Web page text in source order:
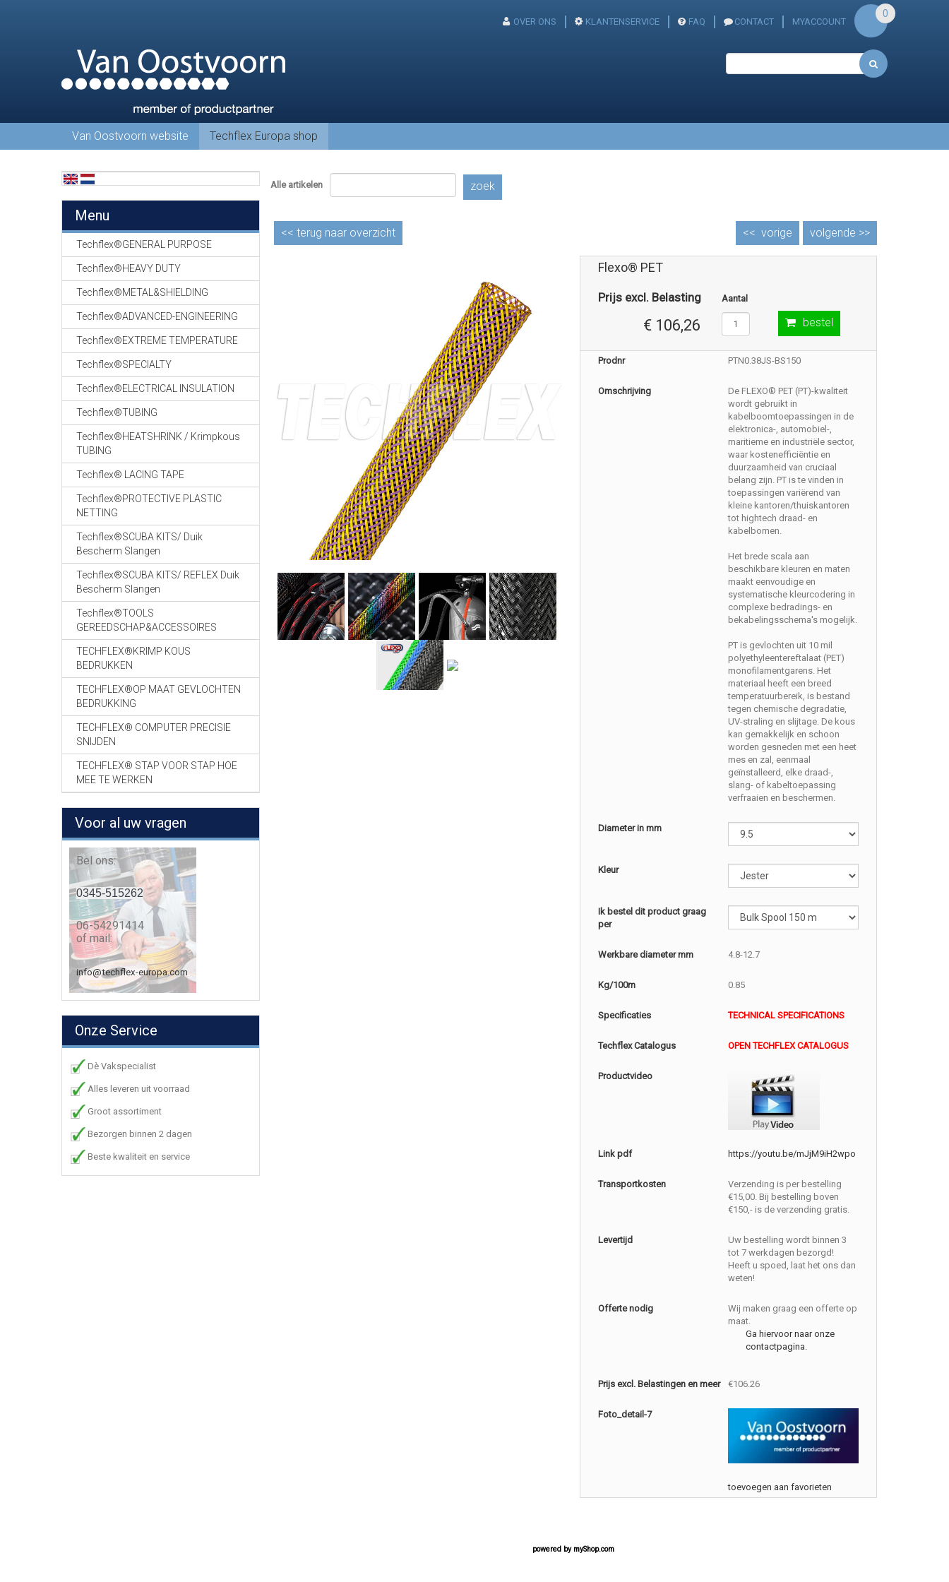
OVER ONS KLANTENSERVICE FAQ CONTACT MYACCOUNT
0
Van Oostvoorn website Techflex Europa shop
Menu
Techflex®GENERAL PURPOSE
Techflex®HEAVY DUTY
Techflex®METAL&SHIELDING
Techflex®ADVANCED-ENGINEERING
Techflex®EXTREME TEMPERATURE
Techflex®SPECIALTY
Techflex®ELECTRICAL INSULATION
Techflex®TUBING
Techflex®HEATSHRINK / Krimpkous
TUBING
Techflex® LACING TAPE
Techflex®PROTECTIVE PLASTIC
NETTING
Techflex®SCUBA KITS/ Duik
Bescherm Slangen
Techflex®SCUBA KITS/ REFLEX Duik
Bescherm Slangen
Techflex®TOOLS
GEREEDSCHAP&ACCESSOIRES
TECHFLEX®KRIMP KOUS
BEDRUKKEN
TECHFLEX®OP MAAT GEVLOCHTEN
BEDRUKKING
TECHFLEX® COMPUTER PRECISIE
SNIJDEN
TECHFLEX® STAP VOOR STAP HOE
MEE TE WERKEN
Voor al uw vragen
Bel ons:
0345-515262
06-54291414
of mail:
info@techflex-europa.com
Onze Service
Dè Vakspecialist
Alles leveren uit voorraad
Groot assortiment
Bezorgen binnen 2 dagen
Beste kwaliteit en service
Alle artikelen zoek
<< terug naar overzicht volgende >>
<< vorige
Flexo® PET
Prijs excl. Belasting
€ 106,26
Aantal
bestel
Prodnr PTN0.38JS-BS150
Omschrijving
De FLEXO® PET (PT)-kwaliteit
wordt gebruikt in
kabelboomtoepassingen in de
elektronica-, automobiel-,
maritieme en industriële sector,
waar kostenefficiëntie en
duurzaamheid van cruciaal
belang zijn. PT is te vinden in
toepassingen variërend van
kleine kantoren/thuiskantoren
tot hightech draad- en
kabelbomen.
Het brede scala aan
beschikbare kleuren en maten
maakt eenvoudige en
systematische kleurcodering in
complexe bedradings- en
bekabelingsschema's mogelijk.
PT is gevlochten uit 10 mil
polyethyleentereftalaat (PET)
monofilamentgarens. Het
materiaal heeft een breed
temperatuurbereik, is bestand
tegen chemische degradatie,
UV-straling en slijtage. De kous
kan gemakkelijk en schoon
worden gesneden met een heet
mes en zal, eenmaal
geïnstalleerd, elke draad-,
slang- of kabeltoepassing
verfraaien en beschermen.
Diameter in mm
Kleur
Ik bestel dit product graag
per
Werkbare diameter mm 4.8-12.7
Kg/100m 0.85
Specificaties TECHNICAL SPECIFICATIONS
Techflex Catalogus OPEN TECHFLEX CATALOGUS
Productvideo
Link pdf https://youtu.be/mJjM9iH2wpo
Transportkosten
Verzending is per bestelling
€15,00. Bij bestelling boven
€150,- is de verzending gratis.
Levertijd
Uw bestelling wordt binnen 3
tot 7 werkdagen bezorgd!
Heeft u spoed, laat het ons dan
weten!
Offerte nodig
Wij maken graag een offerte op
maat.
Ga hiervoor naar onze
contactpagina.
Prijs excl. Belastingen en meer €106.26
Foto_detail-7
toevoegen aan favorieten
powered by myShop.com